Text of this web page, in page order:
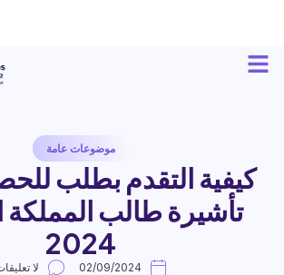
موضوعات عامة
كيفية التقدم بطلب
تأشيرة طالب المملكة
2024
02/09/2024 لا